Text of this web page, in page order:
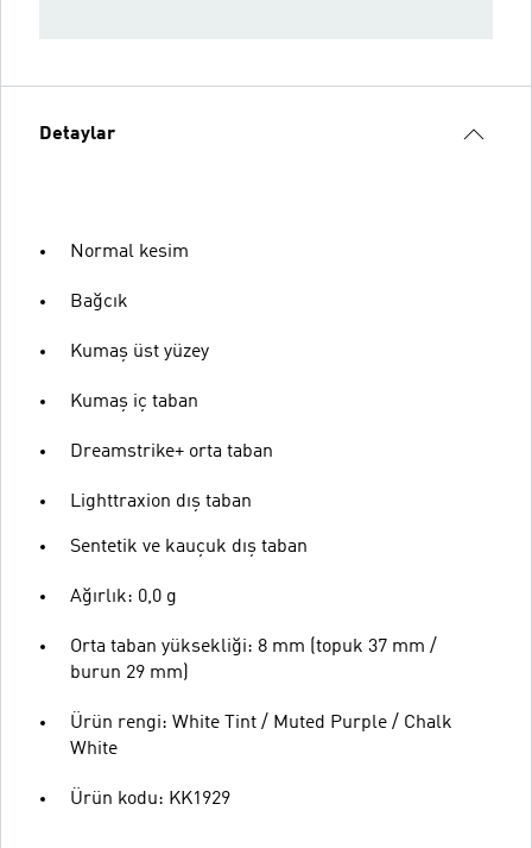
Detaylar
Normal kesim
Bağcık
Kumaş üst yüzey
Kumaş iç taban
Dreamstrike+ orta taban
Lighttraxion dış taban
Sentetik ve kauçuk dış taban
Ağırlık: 0,0 g
Orta taban yüksekliği: 8 mm (topuk 37 mm /
burun 29 mm)
Ürün rengi: White Tint / Muted Purple / Chalk
White
Ürün kodu: KK1929